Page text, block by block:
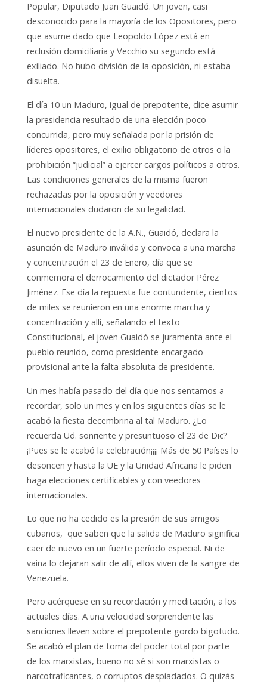
Popular, Diputado Juan Guaidó. Un joven, casi
desconocido para la mayoría de los Opositores, pero
que asume dado que Leopoldo López está en
reclusión domiciliaria y Vecchio su segundo está
exiliado. No hubo división de la oposición, ni estaba
disuelta.
El día 10 un Maduro, igual de prepotente, dice asumir
la presidencia resultado de una elección poco
concurrida, pero muy señalada por la prisión de
líderes opositores, el exilio obligatorio de otros o la
prohibición “judicial” a ejercer cargos políticos a otros.
Las condiciones generales de la misma fueron
rechazadas por la oposición y veedores
internacionales dudaron de su legalidad.
El nuevo presidente de la A.N., Guaidó, declara la
asunción de Maduro inválida y convoca a una marcha
y concentración el 23 de Enero, día que se
conmemora el derrocamiento del dictador Pérez
Jiménez. Ese día la repuesta fue contundente, cientos
de miles se reunieron en una enorme marcha y
concentración y allí, señalando el texto
Constitucional, el joven Guaidó se juramenta ante el
pueblo reunido, como presidente encargado
provisional ante la falta absoluta de presidente.
Un mes había pasado del día que nos sentamos a
recordar, solo un mes y en los siguientes días se le
acabó la fiesta decembrina al tal Maduro. ¿Lo
recuerda Ud. sonriente y presuntuoso el 23 de Dic?
¡Pues se le acabó la celebración¡¡¡¡ Más de 50 Países lo
desoncen y hasta la UE y la Unidad Africana le piden
haga elecciones certificables y con veedores
internacionales.
Lo que no ha cedido es la presión de sus amigos
cubanos, que saben que la salida de Maduro significa
caer de nuevo en un fuerte período especial. Ni de
vaina lo dejaran salir de allí, ellos viven de la sangre de
Venezuela.
Pero acérquese en su recordación y meditación, a los
actuales días. A una velocidad sorprendente las
sanciones lleven sobre el prepotente gordo bigotudo.
Se acabó el plan de toma del poder total por parte
de los marxistas, bueno no sé si son marxistas o
narcotraficantes, o corruptos despiadados. O quizás